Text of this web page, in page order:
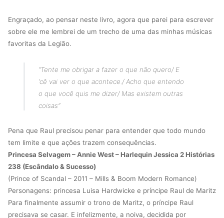
Engraçado, ao pensar neste livro, agora que parei para escrever
sobre ele me lembrei de um trecho de uma das minhas músicas
favoritas da Legião.
“Tente me obrigar a fazer o que não quero/ E
‘cê vai ver o que acontece./Acho que entendo
o que você quis me dizer/ Mas existem outras
coisas”
Pena que Raul precisou penar para entender que todo mundo
tem limite e que ações trazem consequências.
Princesa Selvagem – Annie West – Harlequin Jessica 2 Histórias
238 (Escândalo & Sucesso)
(Prince of Scandal – 2011 – Mills & Boom Modern Romance)
Personagens: princesa Luisa Hardwicke e príncipe Raul de Maritz
Para finalmente assumir o trono de Maritz, o príncipe Raul
precisava se casar. E infelizmente, a noiva, decidida por